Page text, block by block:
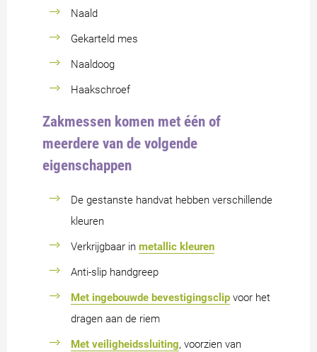
Naald
Gekarteld mes
Naaldoog
Haakschroef
Zakmessen komen met één of
meerdere van de volgende
eigenschappen
De gestanste handvat hebben verschillende
kleuren
Verkrijgbaar in metallic kleuren
Anti-slip handgreep
Met ingebouwde bevestigingsclip voor het
dragen aan de riem
Met veiligheidssluiting, voorzien van